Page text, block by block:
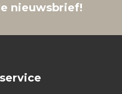
nieuwsbrief!